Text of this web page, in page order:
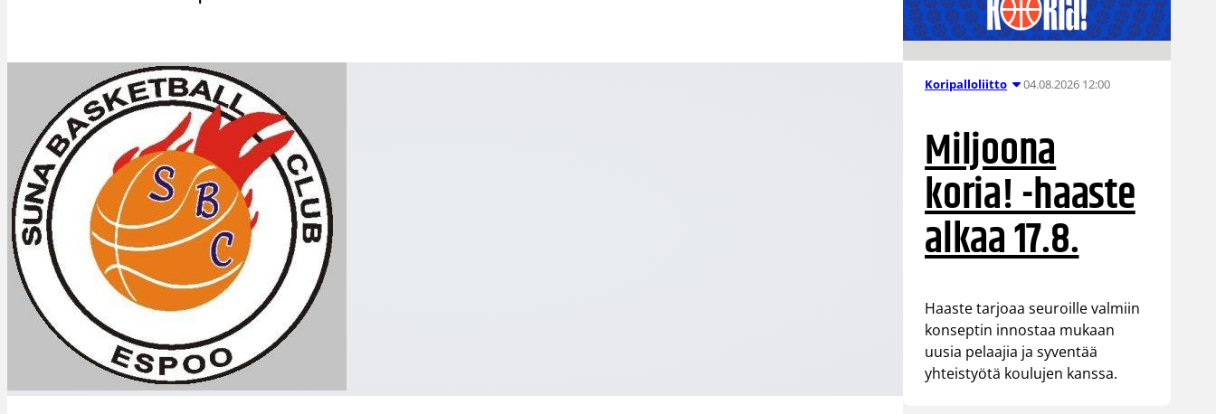
Koripalloliitto 04.08.2026 12:00
Miljoona
koria! -haaste
alkaa 17.8.
Haaste tarjoaa seuroille valmiin
konseptin innostaa mukaan
uusia pelaajia ja syventää
yhteistyötä koulujen kanssa.